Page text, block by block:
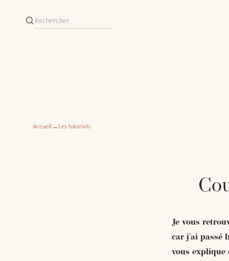
Accueil→Les tutoriels
Je vous
car j'ai passé
vous explique